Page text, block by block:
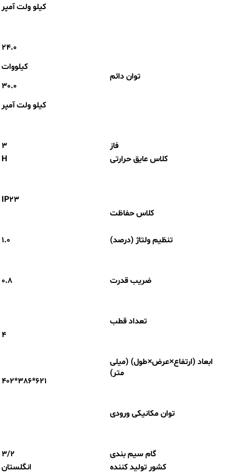
کیلو ولت آمپر
24.0
کیلووات
30.0
کیلو ولت آمپر
توان دائم
3
فاز
H
کلاس عایق حرارتی
IP23
کلاس حفاظت
1.0 تنظیم ولتاژ (درصد)
0.8 ضریب قدرت
4
تعداد قطب
402*386*621
ابعاد (ارتفاع×عرض×طول) (میلی
متر)
توان مکانیکی ورودی
3/2
گام سیم بندی
انگلستان
کشور تولید کننده